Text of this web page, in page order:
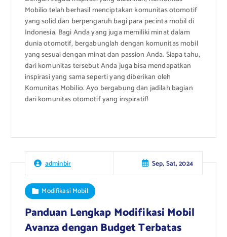
Mobilio telah berhasil menciptakan komunitas otomotif
yang solid dan berpengaruh bagi para pecinta mobil di
Indonesia. Bagi Anda yang juga memiliki minat dalam
dunia otomotif, bergabunglah dengan komunitas mobil
yang sesuai dengan minat dan passion Anda. Siapa tahu,
dari komunitas tersebut Anda juga bisa mendapatkan
inspirasi yang sama seperti yang diberikan oleh
Komunitas Mobilio. Ayo bergabung dan jadilah bagian
dari komunitas otomotif yang inspiratif!
adminbir Sep, Sat, 2024
Modifikasi Mobil
Panduan Lengkap Modifikasi Mobil
Avanza dengan Budget Terbatas